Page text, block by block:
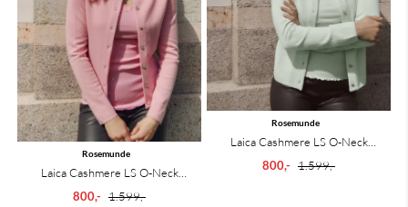
Rosemunde
Laica Cashmere LS O-Neck
Raglan Cardigan Sea Pink ...
800,- 1.599,-
Rosemunde
Laica Cashmere LS O-Neck
Raglan Cardigan Green ...
800,- 1.599,-